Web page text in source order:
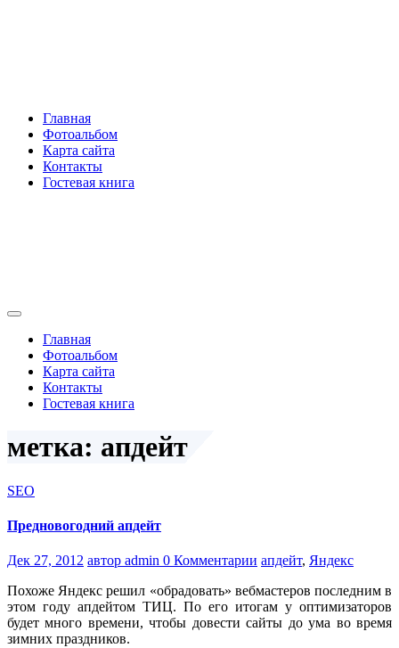
Главная
Фотоальбом
Карта сайта
Контакты
Гостевая книга
Главная
Фотоальбом
Карта сайта
Контакты
Гостевая книга
метка: апдейт
SEO
Предновогодний апдейт
Дек 27, 2012 автор admin 0 Комментарии апдейт, Яндекс
Похоже Яндекс решил «обрадовать» вебмастеров последним в
этом году апдейтом ТИЦ. По его итогам у оптимизаторов
будет много времени, чтобы довести сайты до ума во время
зимних праздников.